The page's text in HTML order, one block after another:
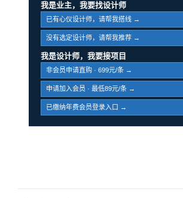
我是业主，我要找设计师
已有心仪设计师，请帮我搭线 →
没有选定设计师，请帮我推荐 →
我是设计师，我要接项目
非会员申请直购 · 699元/条 →
申请加入会员 · 最低89元/条 →
已缴纳年费会员登录入口 →